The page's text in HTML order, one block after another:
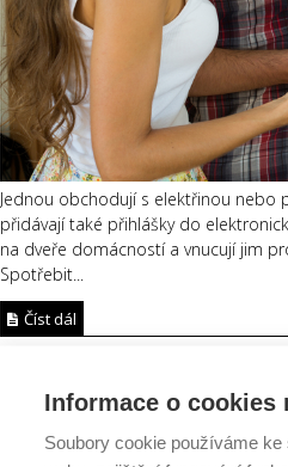
Jednou obchodují s elektřinou nebo
přidávají také přihlášky do
na dveře domácností a vnucují jim
Spotřebit...
Číst dál
Informace o cookies
Soubory cookie používáme